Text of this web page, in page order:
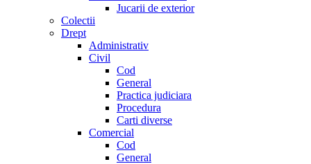
Jucarii de exterior
Colectii
Drept
Administrativ
Civil
Cod
General
Practica judiciara
Procedura
Carti diverse
Comercial
Cod
General